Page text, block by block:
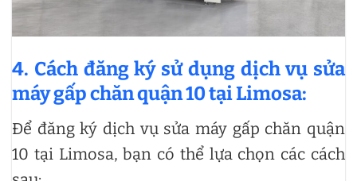
4. Cách đăng ký sử dụng dịch vụ sửa
máy gấp chăn quận 10 tại Limosa:
Để đăng ký dịch vụ sửa máy gấp chăn quận
10 tại Limosa, bạn có thể lựa chọn các cách